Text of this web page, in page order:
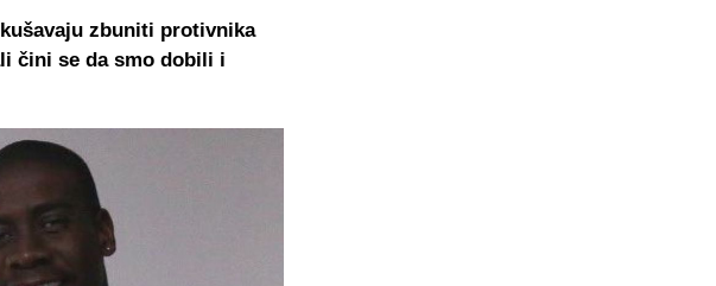
zbuniti protivnika
čini se da smo dobili i